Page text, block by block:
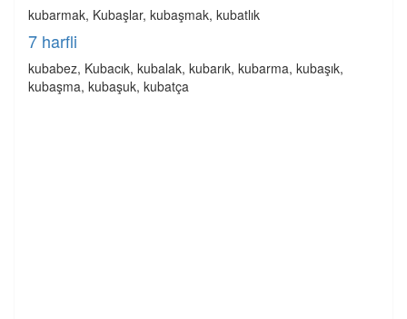
kubarmak, Kubaşlar, kubaşmak, kubatlık
7 harfli
kubabez, Kubacık, kubalak, kubarık, kubarma, kubaşık,
kubaşma, kubaşuk, kubatça